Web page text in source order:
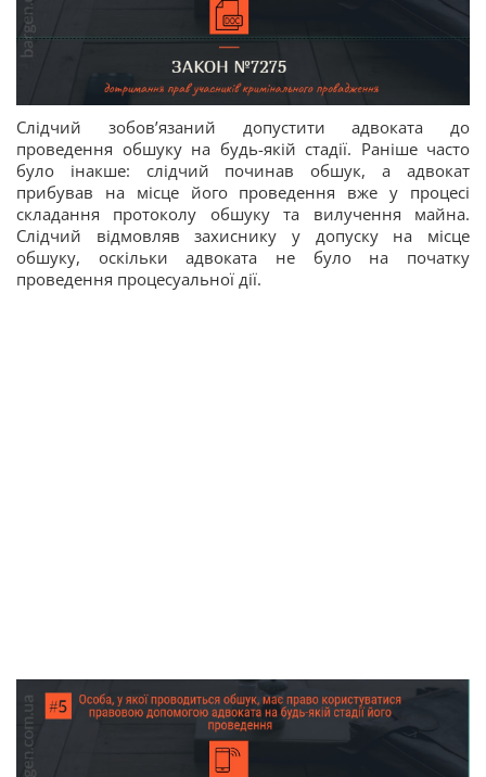
Слідчий зобов’язаний допустити адвоката до
проведення обшуку на будь-якій стадії. Раніше часто
було інакше: слідчий починав обшук, а адвокат
прибував на місце його проведення вже у процесі
складання протоколу обшуку та вилучення майна.
Слідчий відмовляв захиснику у допуску на місце
обшуку, оскільки адвоката не було на початку
проведення процесуальної дії.